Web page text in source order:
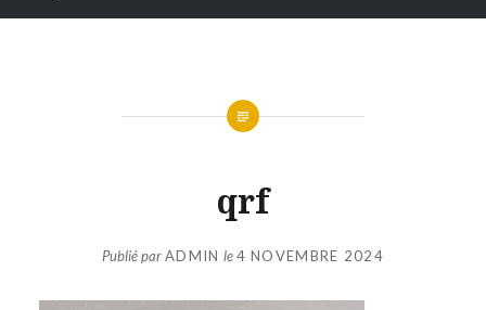
qrf
Publié parADMIN le4 NOVEMBRE 2024